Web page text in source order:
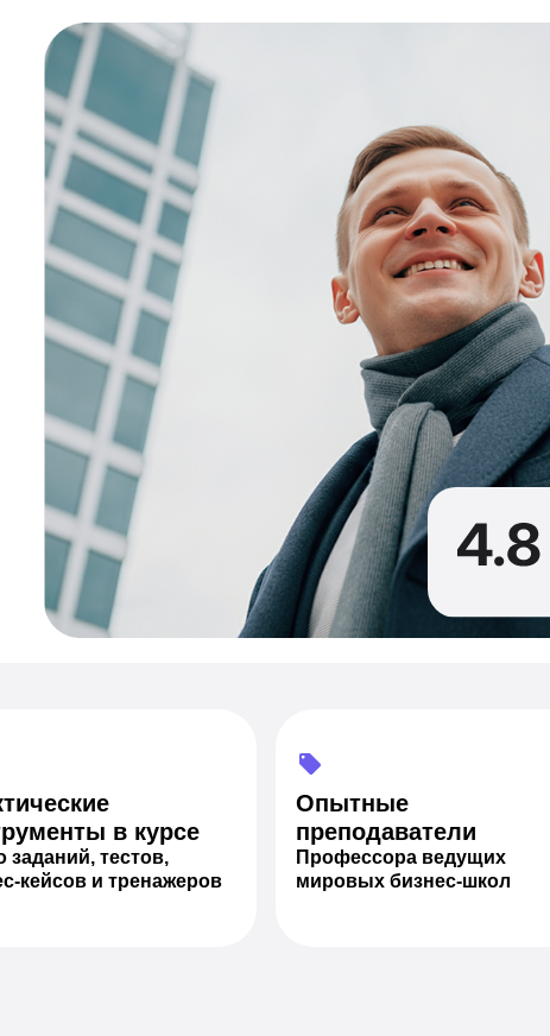
в курсе
заданий, тестов,
кейсов и тренажеров
Опытные
преподаватели
Профессора ведущих
мировых бизнес-школ